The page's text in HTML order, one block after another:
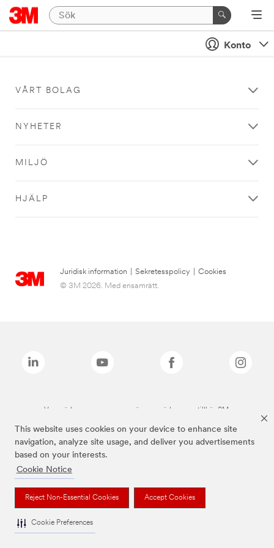
This website uses cookies on your device to enhance site
navigation, analyze site usage, and deliver you advertisements
based on your interests.
Cookie Notice
Reject Non-Essential Cookies Accept Cookies
Cookie Preferences
Konto
VÅRT BOLAG
NYHETER
MILJÖ
HJÄLP
Juridisk information Sekretesspolicy
Cookies
© 3M 2026. Med ensamrätt.
Varumärken som anges ovan är varumärken som tillhör 3M.